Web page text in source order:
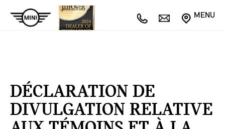
MENU
DÉCLARATION DE
DIVULGATION RELATIVE